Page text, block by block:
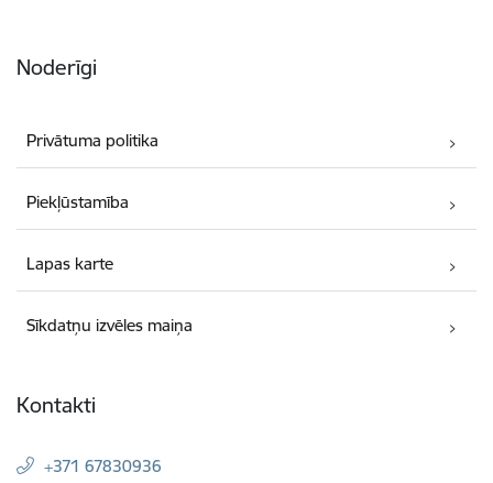
Noderīgi
Privātuma politika
Piekļūstamība
Lapas karte
Sīkdatņu izvēles maiņa
Kontakti
+371 67830936